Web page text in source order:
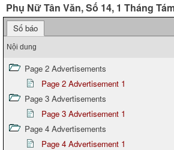
Phụ Nữ Tân Văn, Số 14, 1 Tháng
Số báo
Nội dung
Page 2 Advertisements
Page 2 Advertisement 1
Page 3 Advertisements
Page 3 Advertisement 1
Page 4 Advertisements
Page 4 Advertisement 1